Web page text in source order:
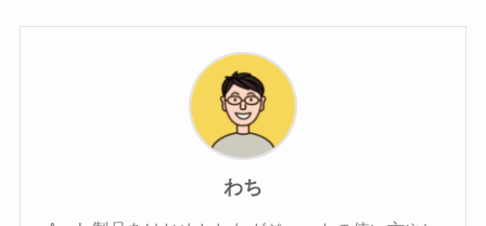
わち